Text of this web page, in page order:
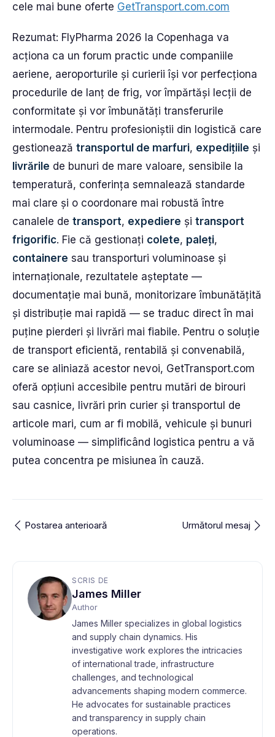
cele mai bune oferte GetTransport.com.com
Rezumat: FlyPharma 2026 la Copenhaga va
acționa ca un forum practic unde companiile
aeriene, aeroporturile și curierii își vor perfecționa
procedurile de lanț de frig, vor împărtăși lecții de
conformitate și vor îmbunătăți transferurile
intermodale. Pentru profesioniștii din logistică care
gestionează transportul de marfuri, expedițiile și
livrările de bunuri de mare valoare, sensibile la
temperatură, conferința semnalează standarde
mai clare și o coordonare mai robustă între
canalele de transport, expediere și transport
frigorific. Fie că gestionați colete, paleți,
containere sau transporturi voluminoase și
internaționale, rezultatele așteptate —
documentație mai bună, monitorizare îmbunătățită
și distribuție mai rapidă — se traduc direct în mai
puține pierderi și livrări mai fiabile. Pentru o soluție
de transport eficientă, rentabilă și convenabilă,
care se aliniază acestor nevoi, GetTransport.com
oferă opțiuni accesibile pentru mutări de birouri
sau casnice, livrări prin curier și transportul de
articole mari, cum ar fi mobilă, vehicule și bunuri
voluminoase — simplificând logistica pentru a vă
putea concentra pe misiunea în cauză.
Postarea anterioară Următorul mesaj
SCRIS DE
James Miller
Author
James Miller specializes in global logistics
and supply chain dynamics. His
investigative work explores the intricacies
of international trade, infrastructure
challenges, and technological
advancements shaping modern commerce.
He advocates for sustainable practices
and transparency in supply chain
operations.